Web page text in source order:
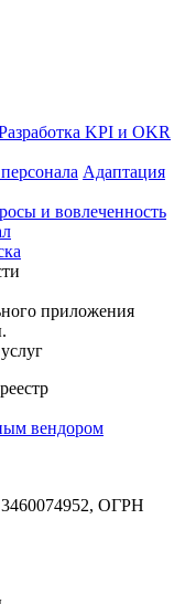
KPI и OKR
Адаптация
и вовлеченность
приложения
ОГРН